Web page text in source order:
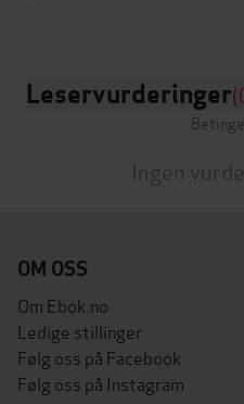
Leservurderinger
Ingen
OM OSS
Om Ebok.no
Ledige stillinger
Følg oss på Facebook
Følg oss på Instagram